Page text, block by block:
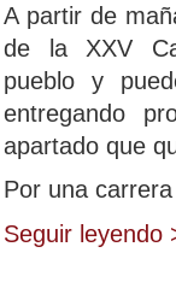
A partir de
de la XXV
pueblo y
entregando
apartado que
Por una
Seguir leyendo